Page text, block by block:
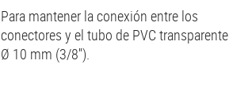
Para mantener la conexión entre los
conectores y el tubo de PVC transparente
Ø 10 mm (3/8'').